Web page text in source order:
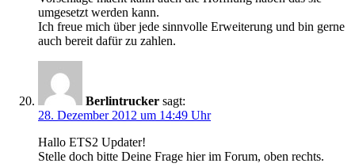
umgesetzt werden kann.
Ich freue mich über jede sinnvolle Erweiterung und bin gerne
auch bereit dafür zu zahlen.
Berlintrucker sagt:
28. Dezember 2012 um 14:49 Uhr
Hallo ETS2 Updater!
Stelle doch bitte Deine Frage hier im Forum, oben rechts.